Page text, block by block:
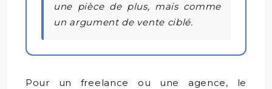
une pièce de plus, mais comme
un argument de vente ciblé.
Pour un freelance ou une agence, le